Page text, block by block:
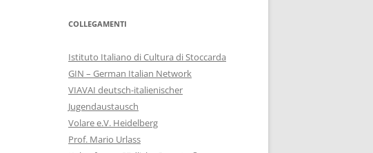
COLLEGAMENTI
Istituto Italiano di Cultura di Stoccarda
GIN – German Italian Network
VIAVAI deutsch-italienischer
Jugendaustausch
Volare e.V. Heidelberg
Prof. Mario Urlass